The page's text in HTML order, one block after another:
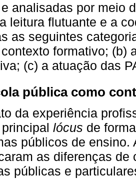
analisadas por meio
leitura flutuante e a
as seguintes
formativo; (b)
(c) a atuação das
pública como
da experiência
lócus de
públicos de ensino.
as diferenças de
públicas e